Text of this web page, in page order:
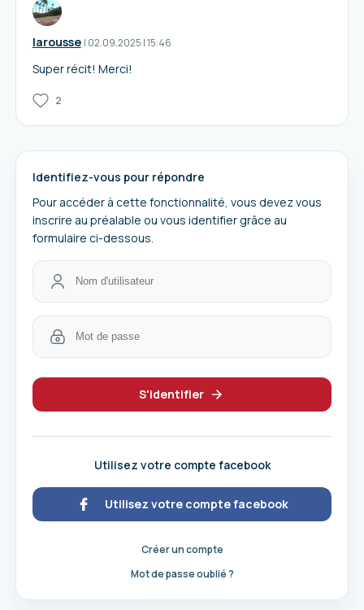
larousse I 02.09.2025 |15:46
Super récit! Merci!
2
Identifiez-vous pour répondre
Pour accéder à cette fonctionnalité, vous devez vous
inscrire au préalable ou vous identifier grâce au
formulaire ci-dessous.
S'identifier
Utilisez votre compte facebook
Utilisez votre compte facebook
Créer un compte
Mot de passe oublié ?